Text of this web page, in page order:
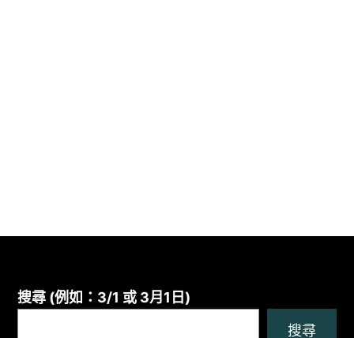
搜尋 (例如：3/1 或 3月1日)
搜尋